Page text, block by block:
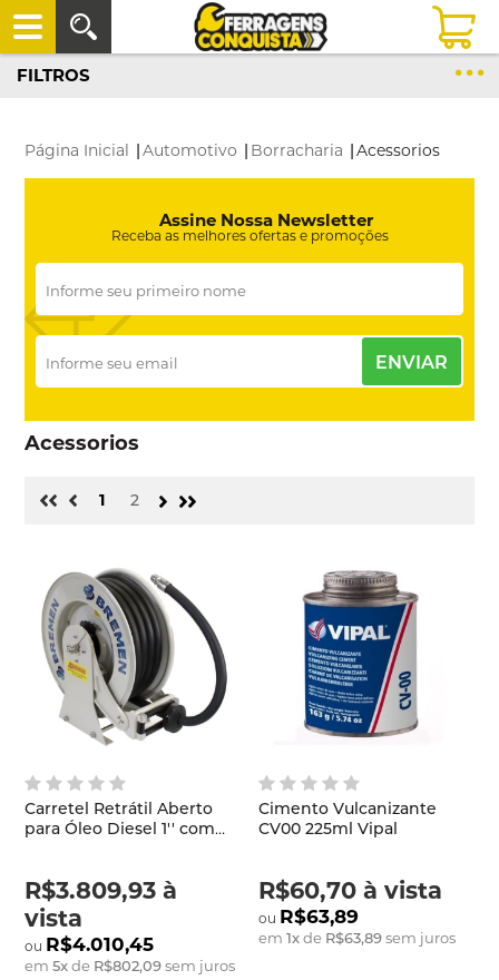
Página Inicial |Automotivo | Borracharia |Acessorios
FILTROS
Assine Nossa Newsletter
Receba as melhores ofertas e promoções
ENVIAR
Acessorios
1 2
Carretel Retrátil Aberto
para Óleo Diesel 1'' com
R$3.809,93 à
vista
R$4.010,45
em5xde R$802,09sem juros
Cimento Vulcanizante
CV00 225ml Vipal
R$60,70à vista
R$63,89
em 1xde R$63,89sem juros